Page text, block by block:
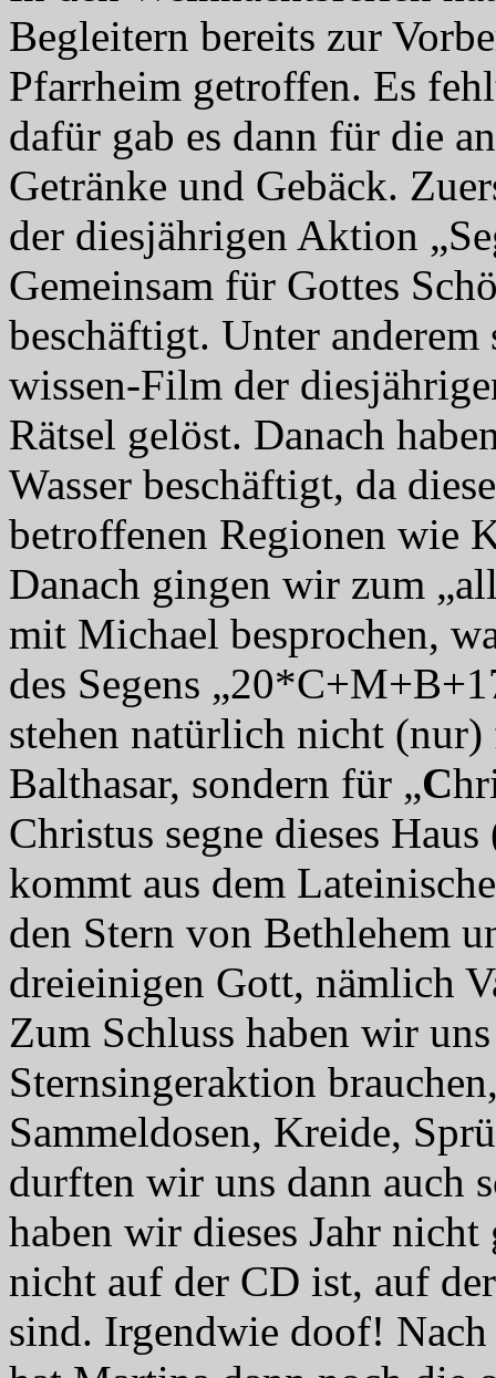
Begleitern bereits zur
Pfarrheim getroffen. Es
dafür gab es dann für die
Getränke und Gebäck.
der diesjährigen Aktion
Gemeinsam für Gottes
beschäftigt. Unter
wissen-Film der
Rätsel gelöst. Danach
Wasser beschäftigt, da
betroffenen Regionen wie
Danach gingen wir zum
mit Michael besprochen,
des Segens
stehen natürlich nicht
Balthasar, sondern für „C
Christus segne dieses
kommt aus dem
den Stern von Bethlehem
dreieinigen Gott, nämlich
Zum Schluss haben wir
Sternsingeraktion
Sammeldosen, Kreide,
durften wir uns dann auch
haben wir dieses Jahr
nicht auf der CD ist, auf
sind. Irgendwie doof!